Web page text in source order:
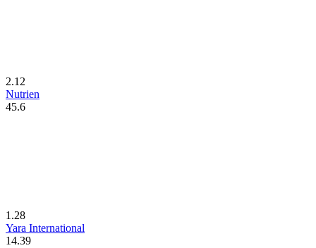
2.12
Nutrien
45.6
1.28
Yara International
14.39